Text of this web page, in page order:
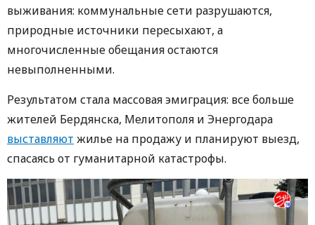
выживания: коммунальные сети разрушаются,
природные источники пересыхают, а
многочисленные обещания остаются
невыполненными.
Результатом стала массовая эмиграция: все больше
жителей Бердянска, Мелитополя и Энергодара
выставляют жилье на продажу и планируют выезд,
спасаясь от гуманитарной катастрофы.